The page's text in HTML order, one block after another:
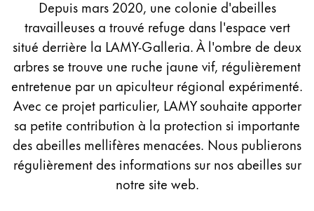
Peinture et Dessiner
Aquarelle
Crayons de couleur
Accessoires
Accessoires et pièces de rechange
honey
bees
Depuis mars 2020, une colonie d'abeilles
travailleuses a trouvé refuge dans l'espace vert
situé derrière la LAMY-Galleria. À l'ombre de deux
arbres se trouve une ruche jaune vif, régulièrement
entretenue par un apiculteur régional expérimenté.
Avec ce projet particulier, LAMY souhaite apporter
sa petite contribution à la protection si importante
des abeilles mellifères menacées. Nous publierons
régulièrement des informations sur nos abeilles sur
notre site web.